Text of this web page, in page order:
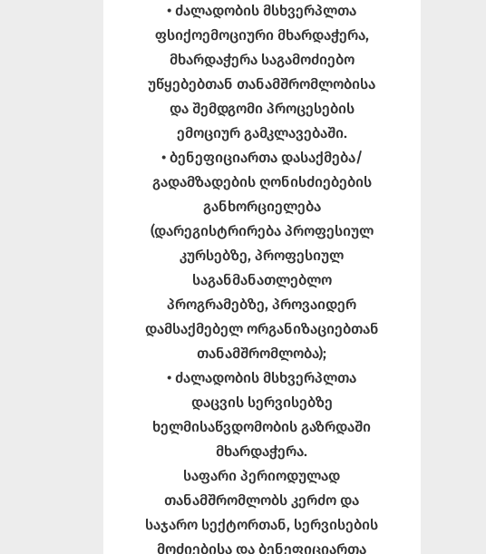
• ძალადობის მსხვერპლთა
ფსიქოემოციური მხარდაჭერა,
მხარდაჭერა საგამოძიებო
უწყებებთან თანამშრომლობისა
და შემდგომი პროცესების
ემოციურ გამკლავებაში.
• ბენეფიციართა დასაქმება/
გადამზადების ღონისძიებების
განხორციელება
(დარეგისტრირება პროფესიულ
კურსებზე, პროფესიულ
საგანმანათლებლო
პროგრამებზე, პროვაიდერ
დამსაქმებელ ორგანიზაციებთან
თანამშრომლობა);
• ძალადობის მსხვერპლთა
დაცვის სერვისებზე
ხელმისაწვდომობის გაზრდაში
მხარდაჭერა.
საფარი პერიოდულად
თანამშრომლობს კერძო და
საჯარო სექტორთან, სერვისების
მოძიებისა და ბენეფიციართა